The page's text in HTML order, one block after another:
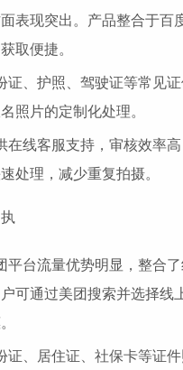
表现突出。产品整合于百
取便捷。
、护照、驾驶证等常见证
照片的定制化处理。
线客服支持，审核效率高
处理，减少重复拍摄。
台流量优势明显，整合了
可通过美团搜索并选择线
、居住证、社保卡等证件